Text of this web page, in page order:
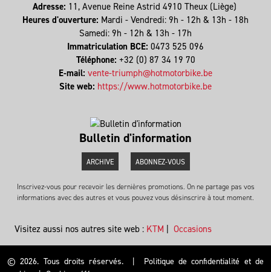
Adresse: 11, Avenue Reine Astrid 4910 Theux (Liège)
Heures d'ouverture: Mardi - Vendredi: 9h - 12h & 13h - 18h
Samedi: 9h - 12h & 13h - 17h
Immatriculation BCE: 0473 525 096
Téléphone: +32 (0) 87 34 19 70
E-mail: vente-triumph@hotmotorbike.be
Site web: https://www.hotmotorbike.be
Bulletin d'information
ARCHIVE ABONNEZ-VOUS
Inscrivez-vous pour recevoir les dernières promotions. On ne partage pas vos
informations avec des autres et vous pouvez vous désinscrire à tout moment.
Visitez aussi nos autres site web : KTM | Occasions
© 2026. Tous droits réservés. | Politique de confidentialité et de